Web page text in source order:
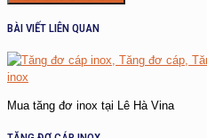
BÀI VIẾT LIÊN QUAN
Mua tăng đơ inox tại Lê Hà Vina